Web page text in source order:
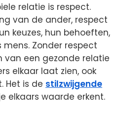
relatie is respect.
van de ander, respect
keuzes, hun behoeften,
mens. Zonder respect
van een gezonde relatie
elkaar laat zien, ook
Het is de stilzwijgende
elkaars waarde erkent.